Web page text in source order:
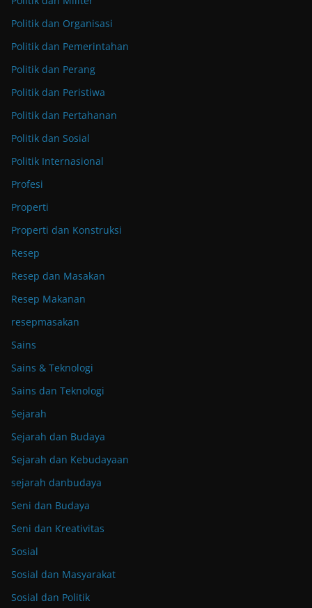
Politik dan Organisasi
Politik dan Pemerintahan
Politik dan Perang
Politik dan Peristiwa
Politik dan Pertahanan
Politik dan Sosial
Politik Internasional
Profesi
Properti
Properti dan Konstruksi
Resep
Resep dan Masakan
Resep Makanan
resepmasakan
Sains
Sains & Teknologi
Sains dan Teknologi
Sejarah
Sejarah dan Budaya
Sejarah dan Kebudayaan
sejarah danbudaya
Seni dan Budaya
Seni dan Kreativitas
Sosial
Sosial dan Masyarakat
Sosial dan Politik